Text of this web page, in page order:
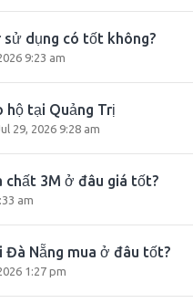
sử dụng có tốt không?
9:23 am
hộ tại Quảng Trị
29, 2026 9:28 am
chất 3M ở đâu giá tốt?
am
Đà Nẵng mua ở đâu tốt?
1:27 pm